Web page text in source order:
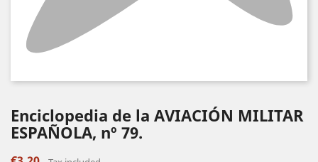
Enciclopedia de la AVIACIÓN MILITAR
ESPAÑOLA, nº 79.